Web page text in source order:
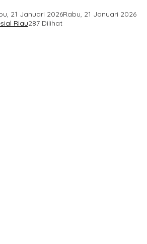
21 Januari 2026Rabu, 21 Januari 2026
Riau287 Dilihat